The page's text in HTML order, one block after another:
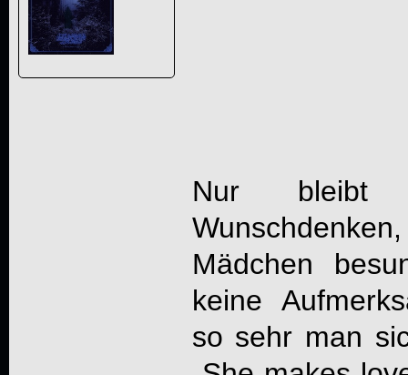
Nur bleibt
Mädchen
keine
so sehr man